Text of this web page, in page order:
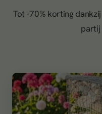
Tot -70% korting
partij